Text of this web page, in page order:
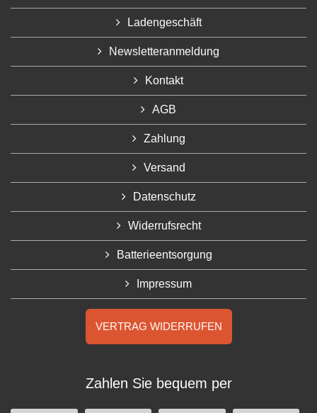
Ladengeschäft
Newsletteranmeldung
Kontakt
AGB
Zahlung
Versand
Datenschutz
Widerrufsrecht
Batterieentsorgung
Impressum
VERTRAG WIDERRUFEN
Zahlen Sie bequem per